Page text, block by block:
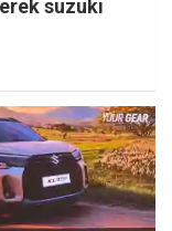
suzuki